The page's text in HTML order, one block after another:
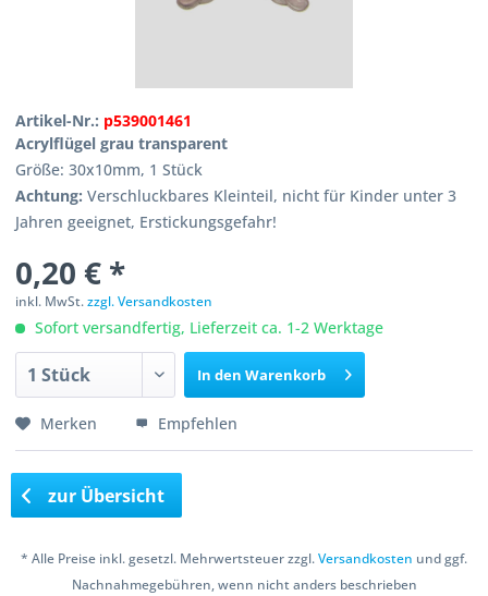
Artikel-Nr.: p539001461
Acrylflügel grau transparent
Größe: 30x10mm, 1 Stück
Achtung: Verschluckbares Kleinteil, nicht für Kinder unter 3
Jahren geeignet, Erstickungsgefahr!
0,20 € *
inkl. MwSt.zzgl. Versandkosten
Sofort versandfertig, Lieferzeit ca. 1-2 Werktage
In den Warenkorb
Merken Empfehlen
zur Übersicht
* Alle Preise inkl. gesetzl. Mehrwertsteuer zzgl.Versandkosten und ggf.
Nachnahmegebühren, wenn nicht anders beschrieben